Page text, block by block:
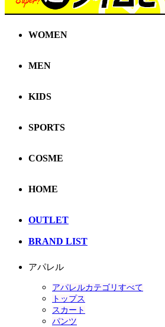
WOMEN
MEN
KIDS
SPORTS
COSME
HOME
OUTLET
BRAND LIST
アパレル
アパレルカテゴリすべて
トップス
スカート
パンツ